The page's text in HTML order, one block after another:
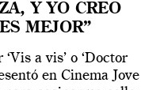
Y YO CREO
MEJOR”
a vis’ o ‘Doctor
en Cinema Jove